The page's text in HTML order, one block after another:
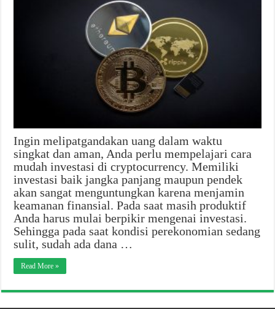
Ingin melipatgandakan uang dalam waktu
singkat dan aman, Anda perlu mempelajari cara
mudah investasi di cryptocurrency. Memiliki
investasi baik jangka panjang maupun pendek
akan sangat menguntungkan karena menjamin
keamanan finansial. Pada saat masih produktif
Anda harus mulai berpikir mengenai investasi.
Sehingga pada saat kondisi perekonomian sedang
sulit, sudah ada dana …
Read More »